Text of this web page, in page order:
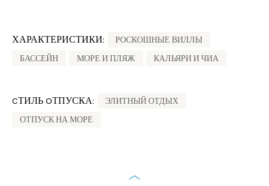
ХАРАКТЕРИСТИКИ: РОСКОШНЫЕ ВИЛЛЫ
БАССЕЙН МОРЕ И ПЛЯЖ КАЛЬЯРИ И ЧИА
CТИЛЬ OТПУСКА: ЭЛИТНЫЙ ОТДЫХ
ОТПУСК НА МОРЕ